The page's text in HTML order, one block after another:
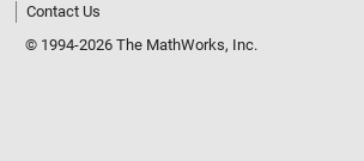
Contact Us
© 1994-2026 The MathWorks, Inc.